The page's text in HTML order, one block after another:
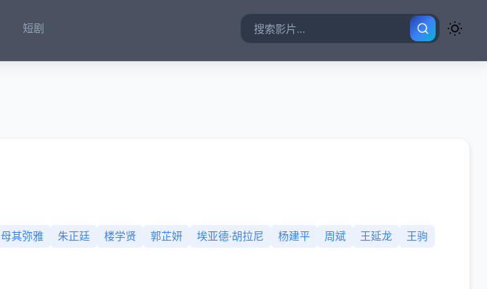
短剧
母其弥雅 朱正廷 楼学贤 郭芷妍 埃亚德·胡拉尼 杨建平 周斌 王延龙
王驹